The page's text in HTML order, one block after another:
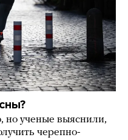
ученые выяснили,
черепно-